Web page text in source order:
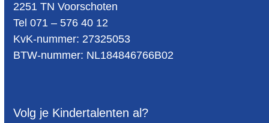
2251 TN Voorschoten
Tel 071 – 576 40 12
KvK-nummer: 27325053
BTW-num­mer: NL184846766B02
Volg je Kindertalenten al?